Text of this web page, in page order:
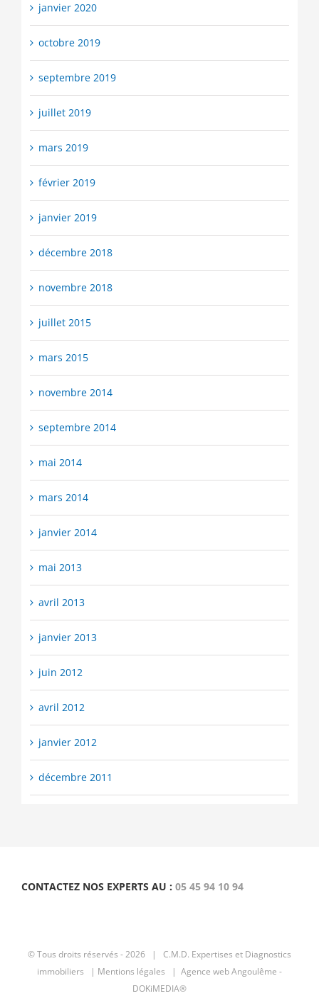
janvier 2020
octobre 2019
septembre 2019
juillet 2019
mars 2019
février 2019
janvier 2019
décembre 2018
novembre 2018
juillet 2015
mars 2015
novembre 2014
septembre 2014
mai 2014
mars 2014
janvier 2014
mai 2013
avril 2013
janvier 2013
juin 2012
avril 2012
janvier 2012
décembre 2011
CONTACTEZ NOS EXPERTS AU : 05 45 94 10 94
© Tous droits réservés -2026 | C.M.D. Expertises et Diagnostics
immobiliers | Mentions légales | Agence web Angoulême -
DOKiMEDIA®